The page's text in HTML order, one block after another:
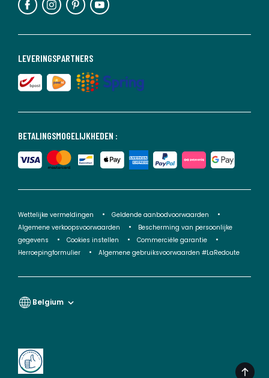
BETALINGSMOGELIJKHEDEN :
LEVERINGSPARTNERS
Wettelijke vermeldingen
Geldende aanbodvoorwaarden
Algemene verkoopsvoorwaarden
Bescherming van persoonlijke
gegevens
Cookies instellen
Commerciële garantie
Herroepingformulier
Algemene gebruiksvoorwaarden #LaRedoute
Belgium